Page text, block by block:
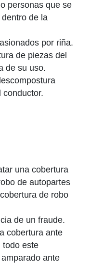
personas que se
de la
por riña.
de piezas del
de su uso.
conductor.
una cobertura
de autopartes
de robo
de un fraude.
cobertura ante
todo este
ante